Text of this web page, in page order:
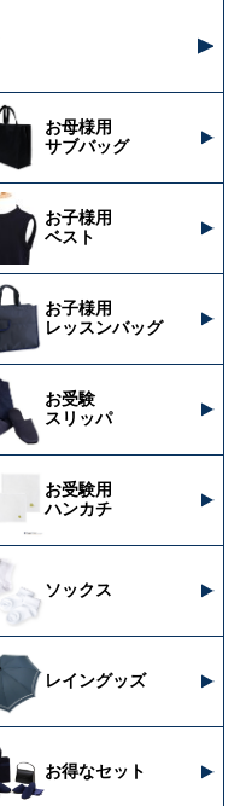
お母様用
サブバッグ
お子様用
ベスト
お子様用
レッスンバッグ
お受験
スリッパ
お受験用
ハンカチ
ソックス
レイングッズ
お得なセット